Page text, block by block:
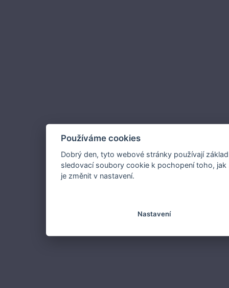
Používáme cookies
Dobrý den, tyto webové stránky používají
sledovací soubory cookie k pochopení toho,
je změnit v nastavení.
Nastavení